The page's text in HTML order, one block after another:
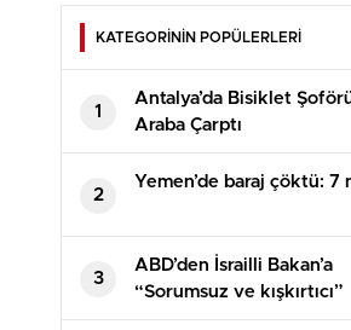
KATEGORİNİN POPÜLERLERİ
1
Antalya’da Bisiklet
Araba Çarptı
2
Yemen’de baraj çöktü: 7
3
ABD’den İsrailli Bakan’a
“Sorumsuz ve kışkırtıcı”
suçlaması! Tıpkı sertlikte